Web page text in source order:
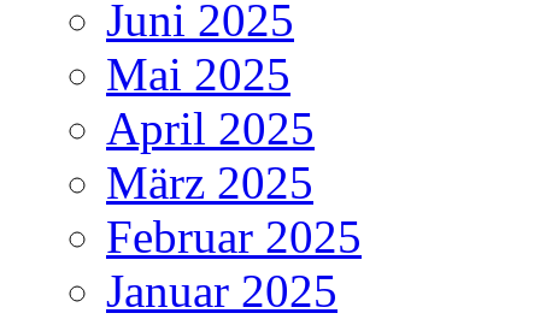
Juni 2025
Mai 2025
April 2025
März 2025
Februar 2025
Januar 2025